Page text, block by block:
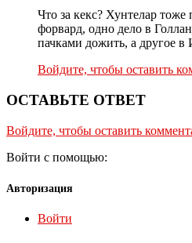
Что за кекс? Хунтелар тоже
форвард, одно дело в
пачками дожить, а другое в
Войдите, чтобы оставить
ОСТАВЬТЕ ОТВЕТ
Войдите, чтобы оставить
Войти с помощью:
Авторизация
Войти